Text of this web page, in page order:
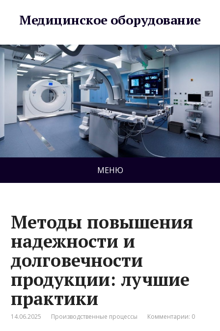
Медицинское оборудование
МЕНЮ
Методы повышения
надежности и
долговечности
продукции: лучшие
практики
14.06.2025 Производственные процессы Комментарии: 0